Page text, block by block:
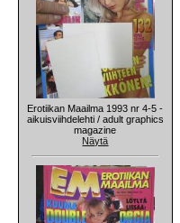
Erotiikan Maailma 1993 nr 4-5 -
aikuisviihdelehti / adult graphics
magazine
Näytä